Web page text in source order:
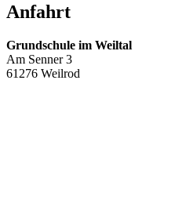
Anfahrt
Grundschule im Weiltal
Am Senner 3
61276 Weilrod